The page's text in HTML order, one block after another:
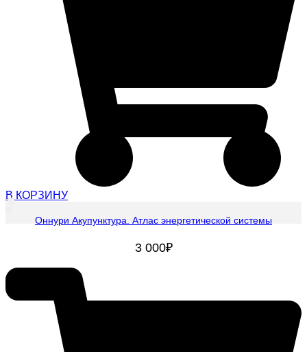
В КОРЗИНУ
Оннури Акупунктура. Атлас энергетической системы
3 000₽